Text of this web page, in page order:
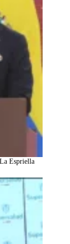
Espriella